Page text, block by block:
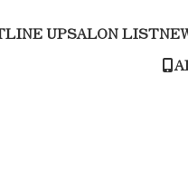
LINE UPSALON LIST